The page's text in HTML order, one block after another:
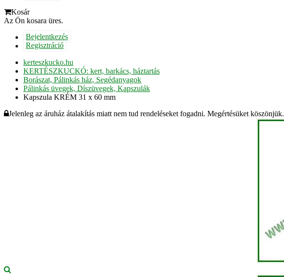
Kosár
Az Ön kosara üres.
Bejelentkezés
Regisztráció
kerteszkucko.hu
KERTÉSZKUCKÓ: kert, barkács, háztartás
Borászat, Pálinkás ház, Segédanyagok
Pálinkás üvegek, Díszüvegek, Kapszulák
Kapszula KRÉM 31 x 60 mm
Jelenleg az áruház átalakítás miatt nem tud rendeléseket fogadni. Megértésüket köszönjük.